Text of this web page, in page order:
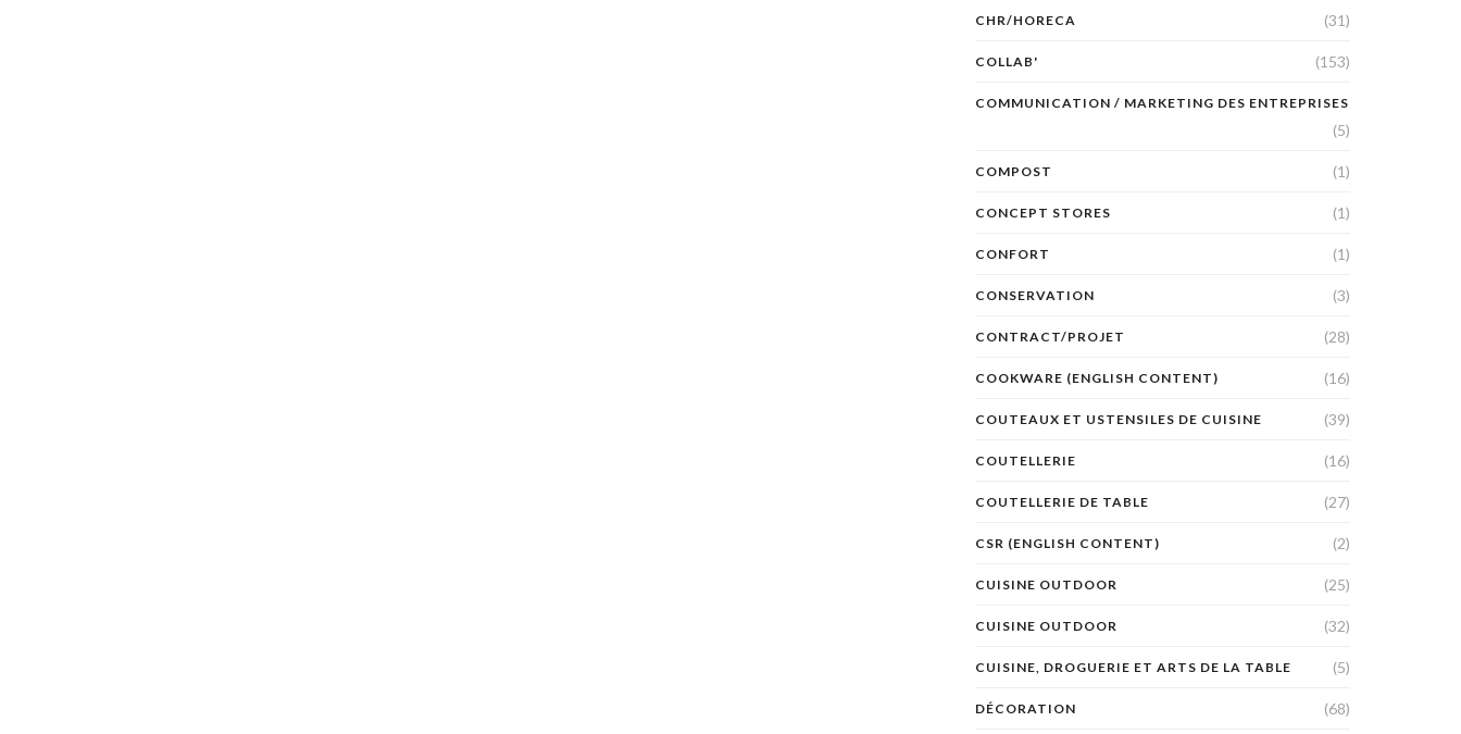
CHR/HORECA (31)
COLLAB' (153)
COMMUNICATION / MARKETING DES ENTREPRISES
(5)
COMPOST (1)
CONCEPT STORES (1)
CONFORT (1)
CONSERVATION (3)
CONTRACT/PROJET (28)
COOKWARE (ENGLISH CONTENT) (16)
COUTEAUX ET USTENSILES DE CUISINE (39)
COUTELLERIE (16)
COUTELLERIE DE TABLE (27)
CSR (ENGLISH CONTENT) (2)
CUISINE OUTDOOR (25)
CUISINE OUTDOOR (32)
CUISINE, DROGUERIE ET ARTS DE LA TABLE (5)
DÉCORATION (68)